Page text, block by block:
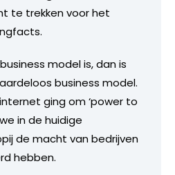
te trekken voor het
model is, dan is
business model.
ging om ‘power to
in de huidige
de macht van bedrijven
hebben.